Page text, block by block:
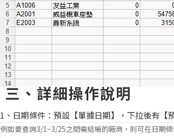
三、詳細操作說明
1、日期條件：預設【單據日期】，下拉後有【
例如要查詢3/1~3/25之間需結帳的廠商，則可在日期